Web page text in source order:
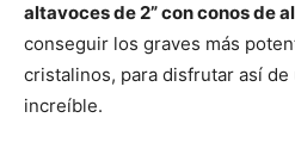
altavoces de 2” con conos de
conseguir los graves más
cristalinos, para disfrutar así
increíble.